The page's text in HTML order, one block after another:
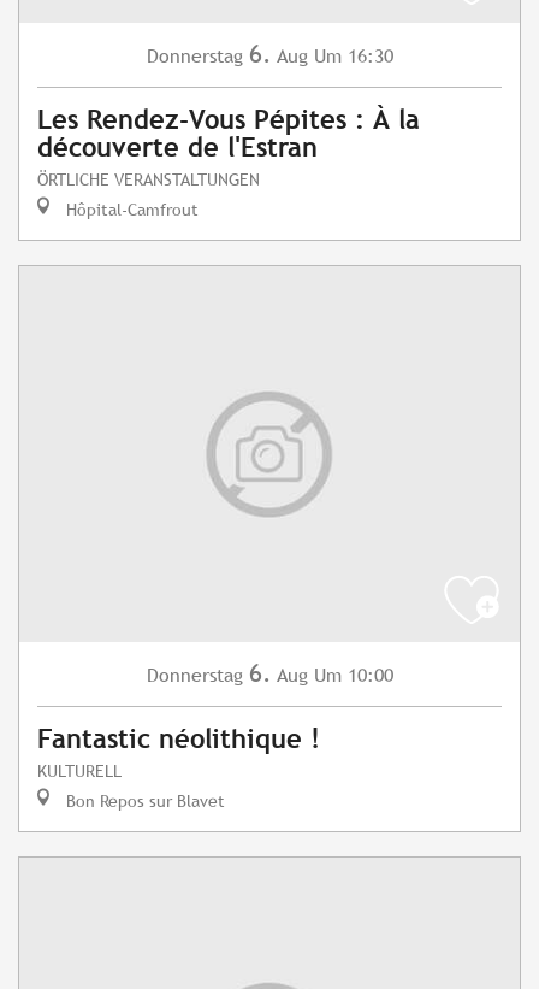
Donnerstag 6. Aug Um 16:30
Les Rendez-Vous Pépites : À la
découverte de l'Estran
ÖRTLICHE VERANSTALTUNGEN
Hôpital-Camfrout
Donnerstag 6. Aug Um 10:00
Fantastic néolithique !
KULTURELL
Bon Repos sur Blavet